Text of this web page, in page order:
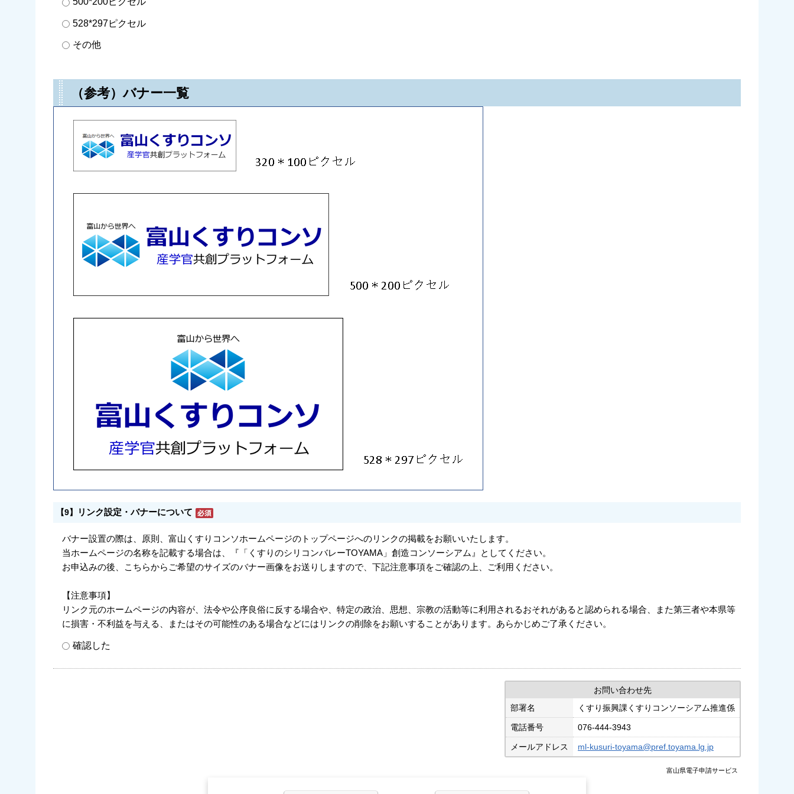
528*297ピクセル
その他
（参考）バナー一覧
【9】 リンク設定・バナーについて
バナー設置の際は、原則、富山くすりコンソホームページのトップページへのリンクの掲載をお願いいたします。
当ホームページの名称を記載する場合は、『「くすりのシリコンバレーTOYAMA」創造コンソーシアム』としてください。
お申込みの後、こちらからご希望のサイズのバナー画像をお送りしますので、下記注意事項をご確認の上、ご利用ください。
【注意事項】
リンク元のホームページの内容が、法令や公序良俗に反する場合や、特定の政治、思想、宗教の活動等に利用されるおそれがあると認められる場合、また第三者や本県等
に損害・不利益を与える、またはその可能性のある場合などにはリンクの削除をお願いすることがあります。あらかじめご了承ください。
確認した
お問い合わせ先
部署名
くすり振興課くすりコンソーシアム推進係
電話番号 076-444-3943
メールアドレス ml-kusuri-toyama@pref.toyama.lg.jp
富山県電子申請サービス